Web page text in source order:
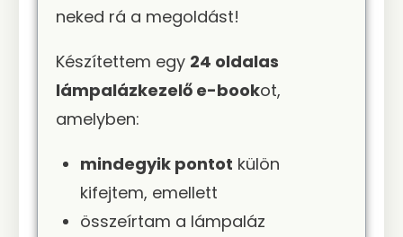
neked rá a megoldást!
Készítettem egy 24 oldalas
lámpalázkezelő e-bookot,
amelyben:
mindegyik pontot külön
kifejtem, emellett
összeírtam a lámpaláz